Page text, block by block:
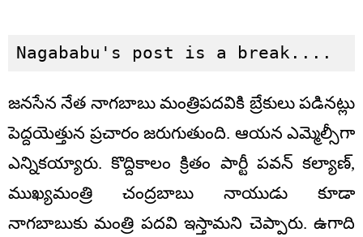
Nagababu's post is a break....
జనసేన నేత నాగబాబు మంత్రిపదవికి బ్రేకులు పడినట్లు
పెద్దయెత్తున ప్రచారం జరుగుతుంది. ఆయన ఎమ్మెల్సీగా
ఎన్నికయ్యారు. కొద్దికాలం క్రితం పార్టీ పవన్ కల్యాణ్,
ముఖ్యమంత్రి చంద్రబాబు నాయుడు కూడా
నాగబాబుకు మంత్రి పదవి ఇస్తామని చెప్పారు. ఉగాది